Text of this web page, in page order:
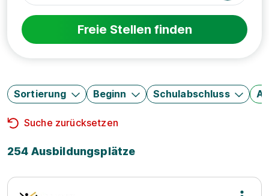
Freie Stellen finden
Sortierung Beginn Schulabschluss
Suche zurücksetzen
254 Ausbildungsplätze